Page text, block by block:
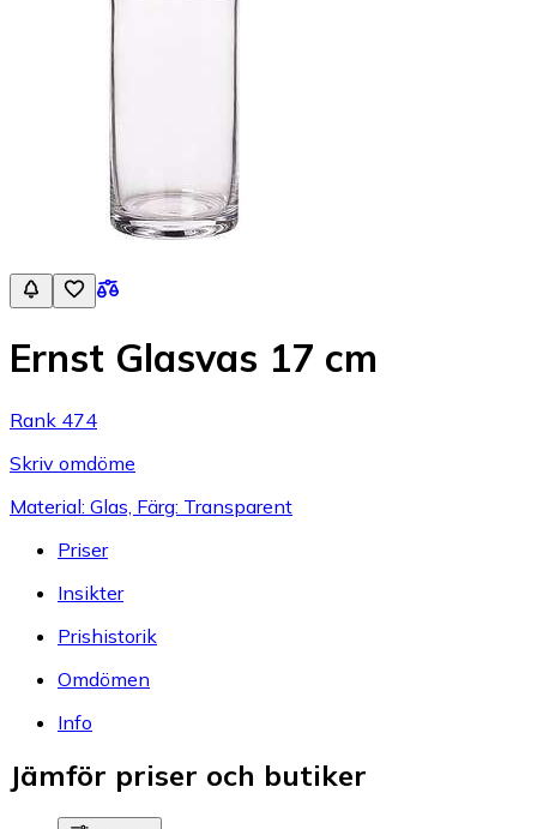
Ernst Glasvas 17 cm
Rank 474
Skriv omdöme
Material: Glas, Färg: Transparent
Priser
Insikter
Prishistorik
Omdömen
Info
Jämför priser och butiker